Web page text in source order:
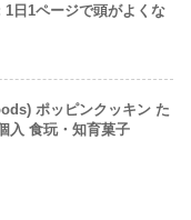
1日1ページで頭がよくな
ポッピンクッキン た
入 食玩・知育菓子